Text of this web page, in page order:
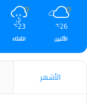
26
℃
الأثنين
23
℃
الثلاثاء
الأشهر